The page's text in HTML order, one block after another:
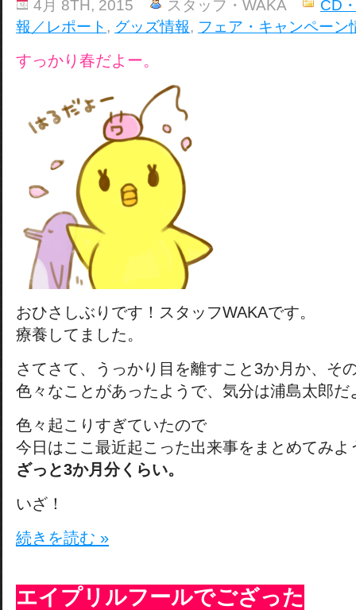
4月 8TH, 2015 スタッフ・WAKA
CD
報／レポート , グッズ情報, フェア・キャンペーン
すっかり春だよー。
おひさしぶりです！スタッフWAKAです。
療養してました。
さてさて、うっかり目を離すこと3か月か、そ
色々なことがあったようで、気分は浦島太郎だ
色々起こりすぎていたので
今日はここ最近起こった出来事をまとめてみよ
ざっと3か月分くらい。
いざ！
続きを読む »
エイプリルフールでござった